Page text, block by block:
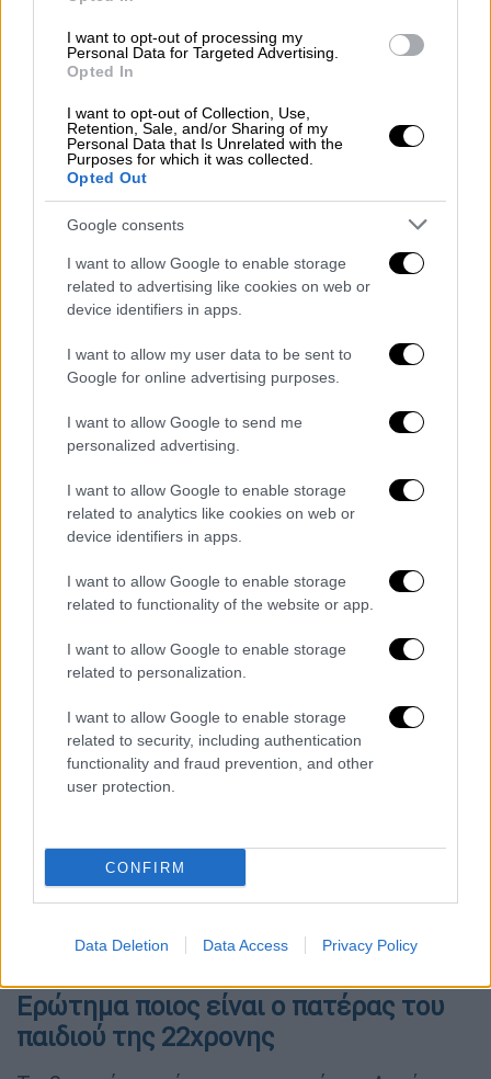
I want to opt-out of processing my
Personal Data for Targeted Advertising.
Opted In
I want to opt-out of Collection, Use,
Retention, Sale, and/or Sharing of my
Personal Data that Is Unrelated with the
Purposes for which it was collected.
Opted Out
Google consents
I want to allow Google to enable storage
related to advertising like cookies on web or
device identifiers in apps.
I want to allow my user data to be sent to
Google for online advertising purposes.
I want to allow Google to send me
personalized advertising.
I want to allow Google to enable storage
related to analytics like cookies on web or
device identifiers in apps.
I want to allow Google to enable storage
related to functionality of the website or app.
I want to allow Google to enable storage
related to personalization.
I want to allow Google to enable storage
related to security, including authentication
functionality and fraud prevention, and other
user protection.
CONFIRM
Data Deletion Data Access Privacy Policy
«Κάποιοι θέλουν πάλι να με στείλουν
στη φυλακή»
και έκανα αντιποίηση αρχής οι
δικαστικές
Αρχές θα με είχαν συλλάβει. Είμαι
κανονικότατος ιερέας, με χειροτονητήριο,
με μαρτυρίες ανθρώπων και στις δύο
χειροτονίες μου το 2006 ως ιεροδιάκονος
και ως ιερέας. Είμαι ιερέας της Ορθοδόξου
Εκκλησίας, δεν είμαι ούτε ρασοφόρος ούτε
μοναχός όπως με αποκαλείτε». «Με
αναγνωρίζει ως ιερέα ο Πατέρας, ο Υιός και
το Άγιο Πνεύμα», τόνισε.
Επισήμανε πως ότι « έχω ήδη πάει στη
φυλακή και κάποιοι θέλουν πάλι να με
έχω έτοιμη να πάω πάλι στην φυλακή.Έχω
περάσει 16 δικαστικές διαδικασίες, αλλά
είμαι ελεύθερος. Έχω ''γραμμένες'' όλες τις
Αρχές και τις εξουσίες του κοσμικού
κράτους, δεν τις υπολογίζω».
Ερώτημα ποιος είναι ο πατέρας του
παιδιού της 22χρονης